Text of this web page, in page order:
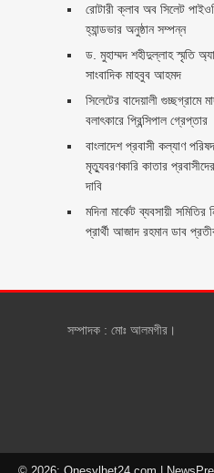
রোটারী ক্লাব অব সিলেট
হ্যান্ডভার অনুষ্ঠান সম্পন্ন
ড. মুহাম্মদ শহীদুল্লাহ স্মৃতি
সাংবাদিক মাহবুব আহমদ
সিলেটের বাদেয়ালী গুচ্ছগ্রামে
বলাৎকারে প্রিন্সিপাল গ্রেপ্তার ‎
বাংলাদেশ প্রবাসী কল্যাণ
মৃত্যুবরণকারি কাতার
দাবি
মদিনা মার্কেট ব্যবসায়ী সমিতির
প্রার্থী আজাদ রহমান ডাব
সম্পাদক : মোঃ আলমগীর।